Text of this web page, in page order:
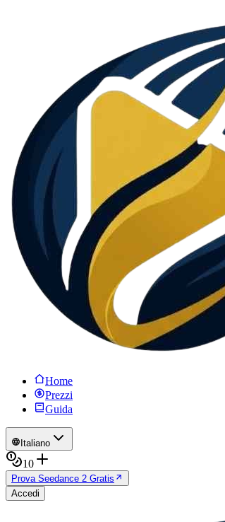
Home
Prezzi
Guida
Italiano
10
Prova Seedance 2 Gratis
Accedi